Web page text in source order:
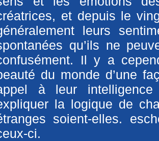
et depuis le
leurs
qu’ils ne
Il y a
du monde d’une
à leur
la logique de
soient-elles.
ci.